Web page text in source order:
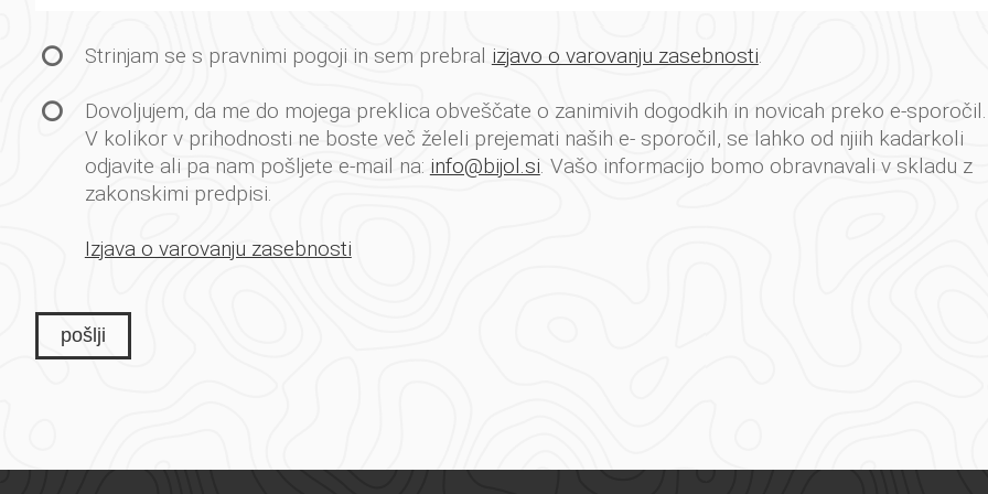
Strinjam se s pravnimi pogoji in sem prebral izjavo o varovanju zasebnosti.
Dovoljujem, da me do mojega preklica obveščate o zanimivih dogodkih in novicah preko e-
V kolikor v prihodnosti ne boste več želeli prejemati naših e- sporočil, se lahko od njiih kadarkoli
odjavite ali pa nam pošljete e-mail na: info@bijol.si. Vašo informacijo bomo obravnavali v skladu z
zakonskimi predpisi.
Izjava o varovanju zasebnosti